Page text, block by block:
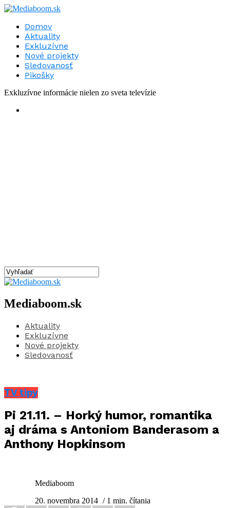
Domov
Aktuality
Exkluzívne
Nové projekty
Sledovanosť
Pikošky
Exkluzívne informácie nielen zo sveta televízie
Mediaboom.sk
Aktuality
Exkluzívne
Nové projekty
Sledovanosť
TV tipy
Pi 21.11. – Horký humor, romantika
aj dráma s Antoniom Banderasom a
Anthony Hopkinsom
Mediaboom
20. novembra 2014 / 1 min. čítania